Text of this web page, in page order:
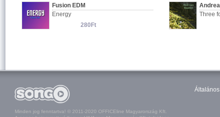
Fusion EDM
Energy
280Ft
Three
Minden jog fenntartva! © 2011-2020 OFFICEline Magyarország Kft.